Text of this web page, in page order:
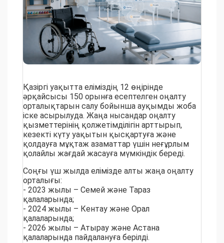
Қазіргі уақытта еліміздің 12 өңірінде
әрқайсысы 150 орынға есептелген оңалту
орталықтарын салу бойынша ауқымды жоба
іске асырылуда. Жаңа нысандар оңалту
қызметтерінің қолжетімділігін арттырып,
кезекті күту уақытын қысқартуға және
қолдауға мұқтаж азаматтар үшін неғұрлым
қолайлы жағдай жасауға мүмкіндік береді.
Соңғы үш жылда елімізде алты жаңа оңалту
орталығы:
- 2023 жылы – Семей және Тараз
қалаларында;
- 2024 жылы – Кентау және Орал
қалаларында;
- 2026 жылы – Атырау және Астана
қалаларында пайдалануға берілді.